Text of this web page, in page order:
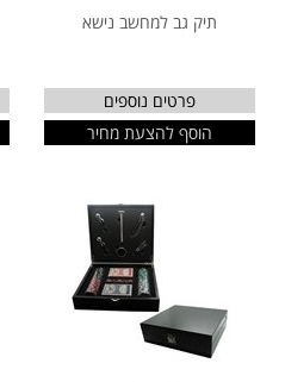
תיק גב למחשב נישא
פרטים נוספים
הוסף להצעת מחיר